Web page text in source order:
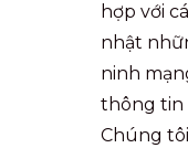
hợp với
nhật
ninh
thông tin
Chúng